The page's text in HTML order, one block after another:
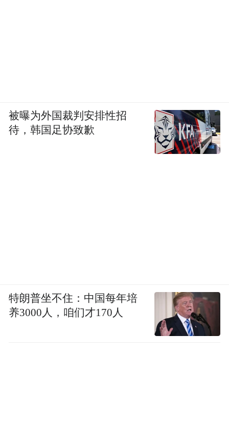
被曝为外国裁判安排性招
待，韩国足协致歉
特朗普坐不住：中国每年培
养3000人，咱们才170人